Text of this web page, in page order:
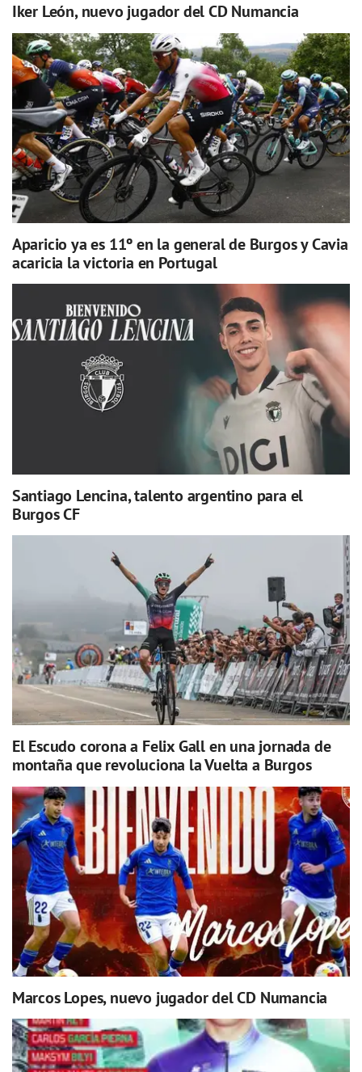
Iker León, nuevo jugador del CD Numancia
Aparicio ya es 11º en la general de Burgos y Cavia
acaricia la victoria en Portugal
Santiago Lencina, talento argentino para el
Burgos CF
El Escudo corona a Felix Gall en una jornada de
montaña que revoluciona la Vuelta a Burgos
Marcos Lopes, nuevo jugador del CD Numancia